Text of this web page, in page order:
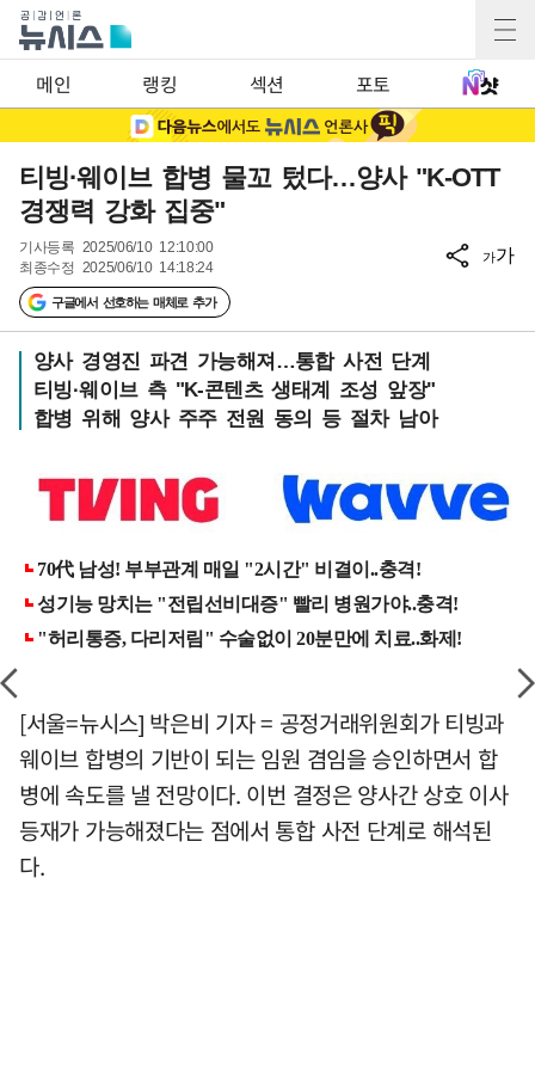
메인 랭킹 섹션 포토
티빙·웨이브 합병 물꼬 텄다…양사 "K-OTT
경쟁력 강화 집중"
기사등록 2025/06/10 12:10:00
최종수정 2025/06/10 14:18:24
구글에서 선호하는 매체로 추가
가가
양사 경영진 파견 가능해져…통합 사전 단계
티빙·웨이브 측 "K-콘텐츠 생태계 조성 앞장"
합병 위해 양사 주주 전원 동의 등 절차 남아
[서울=뉴시스] 박은비 기자 = 공정거래위원회가 티빙과
웨이브 합병의 기반이 되는 임원 겸임을 승인하면서 합
병에 속도를 낼 전망이다. 이번 결정은 양사간 상호 이사
등재가 가능해졌다는 점에서 통합 사전 단계로 해석된
다.